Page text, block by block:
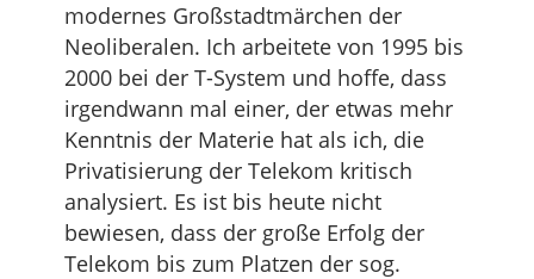
modernes Großstadtmärchen der
Neoliberalen. Ich arbeitete von 1995 bis
2000 bei der T-System und hoffe, dass
irgendwann mal einer, der etwas mehr
Kenntnis der Materie hat als ich, die
Privatisierung der Telekom kritisch
analysiert. Es ist bis heute nicht
bewiesen, dass der große Erfolg der
Telekom bis zum Platzen der sog.